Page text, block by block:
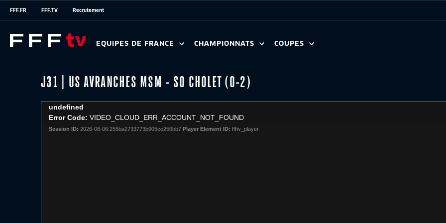
FFF.FR FFF.TV Recrutement
EQUIPES DE FRANCE CHAMPIONNATS COUPES
J31 | US AVRANCHES MSM - SO CHOLET (0-2)
This
undefined
Error Code: VIDEO_CLOUD_ERR_ACCOUNT_NOT_FOUND
Session ID: 2026-08-06:255ba2733773b905ce256bb7 Player Element ID: ffftv_player